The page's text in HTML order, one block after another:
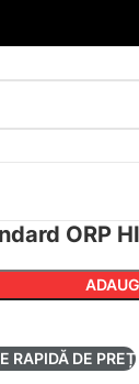
ORP
RAPIDĂ DE PREȚ